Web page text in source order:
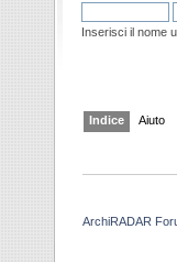
Inserisci il nome
Indice Aiuto
ArchiRADAR